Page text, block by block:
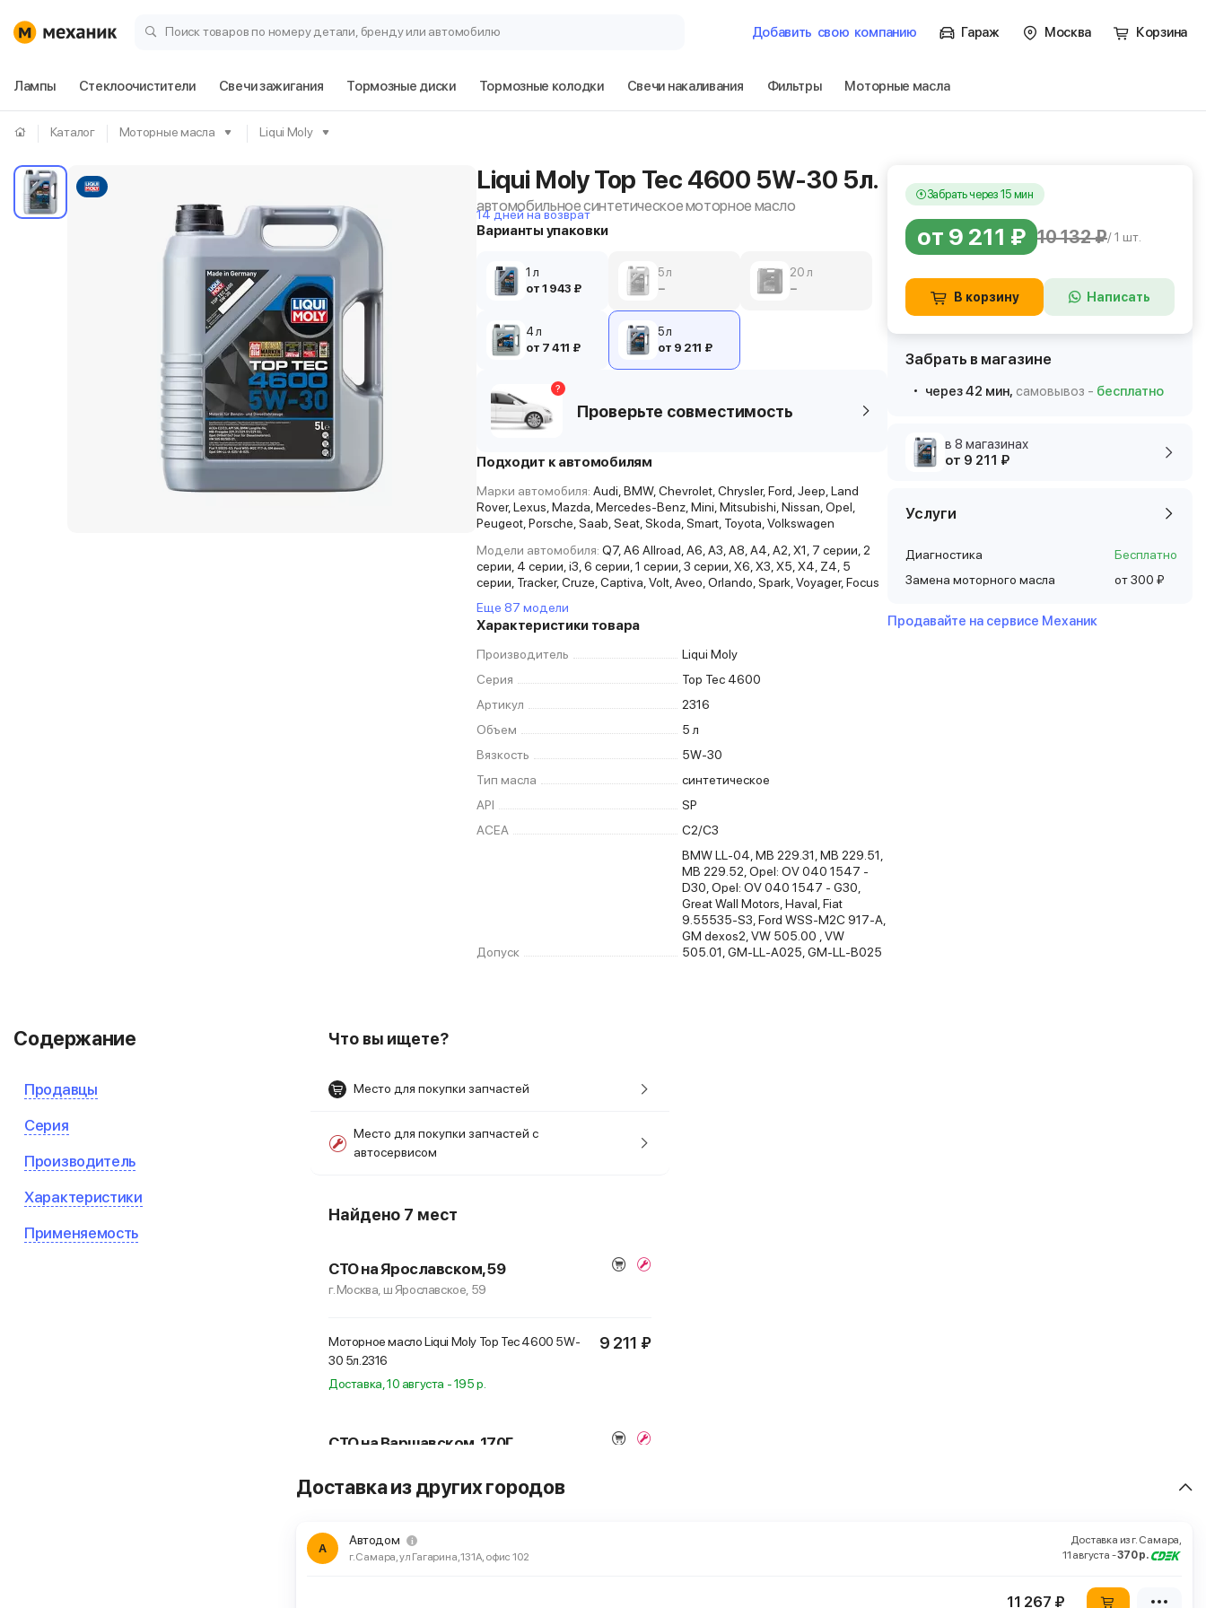
Поиск товаров по номеру детали, бренду или автомобилю Добавить свою компанию Гараж Москва Корзина
Лампы Стеклоочистители Свечи зажигания Тормозные диски Тормозные колодки Свечи накаливания Фильтры Моторные масла
Каталог Моторные масла Liqui Moly
Liqui Moly Top Tec 4600 5W-30 5л.
автомобильное синтетическое моторное масло
14 дней на возврат
Варианты упаковки
1 л
от 1 943 ₽
5 л
−
20 л
−
4 л
от 7 411 ₽
5 л
от 9 211 ₽
Проверьте совместимость
?
Подходит к автомобилям
Марки автомобиля: Audi, BMW, Chevrolet, Chrysler, Ford, Jeep, Land
Rover, Lexus, Mazda, Mercedes-Benz, Mini, Mitsubishi, Nissan, Opel,
Peugeot, Porsche, Saab, Seat, Skoda, Smart, Toyota, Volkswagen
Модели автомобиля: Q7, A6 Allroad, A6, A3, A8, A4, A2, X1, 7 серии, 2
серии, 4 серии, i3, 6 серии, 1 серии, 3 серии, X6, X3, X5, X4, Z4, 5
серии, Tracker, Cruze, Captiva, Volt, Aveo, Orlando, Spark, Voyager, Focus
Еще 87 модели
Характеристики товара
Производитель
Liqui Moly
Серия
Top Tec 4600
Артикул
2316
Объем
5 л
Вязкость
5W-30
Тип масла
синтетическое
API
SP
ACEA
C2/C3
Допуск
BMW LL-04, MB 229.31, MB 229.51,
MB 229.52, Opel: OV 040 1547 -
D30, Opel: OV 040 1547 - G30,
Great Wall Motors, Haval, Fiat
9.55535-S3, Ford WSS-M2C 917-A,
GM dexos2, VW 505.00 , VW
505.01, GM-LL-A025, GM-LL-B025
Забрать через 15 мин
от 9 211 ₽ 10 132 ₽/ 1 шт.
В корзину Написать
Забрать в магазине
через 42 мин, самовывоз - бесплатно
в 8 магазинах
от 9 211 ₽
Услуги
Диагностика
Бесплатно
Замена моторного масла
от 300 ₽
Продавайте на сервисе Механик
Содержание
Продавцы
Серия
Производитель
Характеристики
Применяемость
Что вы ищете?
Место для покупки запчастей
Место для покупки запчастей с
автосервисом
Найдено 7 мест
СТО на Ярославском, 59
г. Москва, ш Ярославское, 59
Моторное масло Liqui Moly Top Tec 4600 5W-
30 5л. 2316
9 211 ₽
Доставка, 10 августа - 195 р.
СТО на Варшавском, 170Г
30 5л.
Доставка из других городов
А
Автодом
г. Самара, ул Гагарина, 131А, офис 102
Доставка из г. Самара,
11 августа -370 р.
11 267 ₽